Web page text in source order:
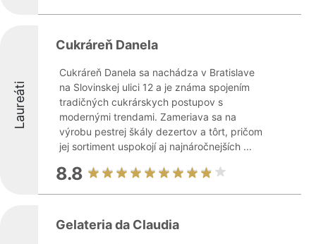
Laureáti
Cukráreň Danela
Cukráreň Danela sa nachádza v Bratislave
na Slovinskej ulici 12 a je známa spojením
tradičných cukrárskych postupov s
modernými trendami. Zameriava sa na
výrobu pestrej škály dezertov a tôrt, pričom
jej sortiment uspokojí aj najnáročnejších ...
8.8
Gelateria da Claudia